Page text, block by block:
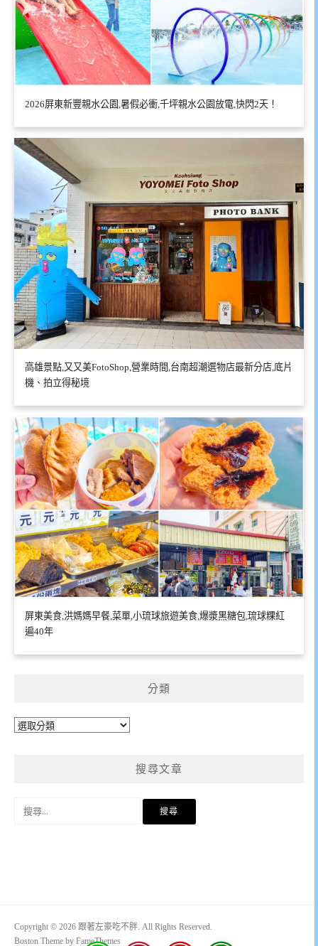
2026屏東新豐親水公園,暑假必衝,千坪親水公園放電,快閃2天！
高雄景點,又又美FotoShop,營業時間,台南超潮選物店最新分店,底片
機、拍立得秘境
屏東美食,洪媽媽早餐,菜單,小琉球旅遊美食,爆漿黑糖包,琉球粿紅
遍40年
分類
分
搜尋文章
Copyright © 2026 跟著左豪吃不胖. All Rights Reserved.
Boston Theme by FameThemes